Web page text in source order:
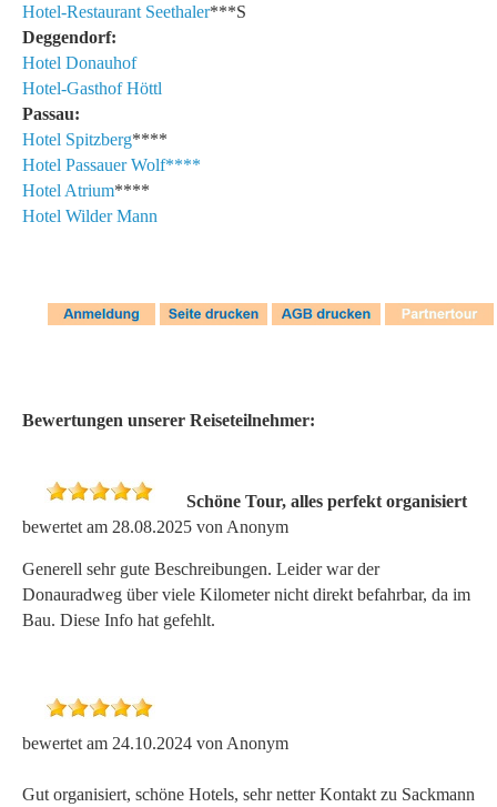
Hotel-Restaurant Seethaler***S
Deggendorf:
Hotel Donauhof
Hotel-Gasthof Höttl
Passau:
Hotel Spitzberg****
Hotel Passauer Wolf****
Hotel Atrium****
Hotel Wilder Mann
Bewertungen unserer Reiseteilnehmer:
Schöne Tour, alles perfekt organisiert
bewertet am 28.08.2025 von Anonym
Generell sehr gute Beschreibungen. Leider war der
Donauradweg über viele Kilometer nicht direkt befahrbar, da im
Bau. Diese Info hat gefehlt.
bewertet am 24.10.2024 von Anonym
Gut organisiert, schöne Hotels, sehr netter Kontakt zu Sackmann